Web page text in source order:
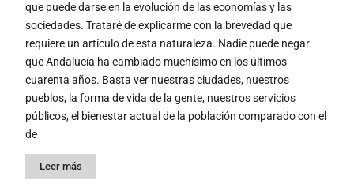
que puede darse en la evolución de las economías y las
sociedades. Trataré de explicarme con la brevedad que
requiere un artículo de esta naturaleza. Nadie puede negar
que Andalucía ha cambiado muchísimo en los últimos
cuarenta años. Basta ver nuestras ciudades, nuestros
pueblos, la forma de vida de la gente, nuestros servicios
públicos, el bienestar actual de la población comparado con el
de
Leer más